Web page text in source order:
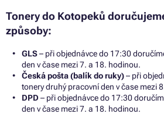
Tonery do Kotopeků
způsoby:
GLS– při objednávce do 17:30
den v čase mezi 7. a 18. hodinou.
Česká pošta (balík do ruky)– při
tonery druhý pracovní den v čase mezi
DPD – při objednávce do 17:30
den v čase mezi 7. a 18. hodinou.